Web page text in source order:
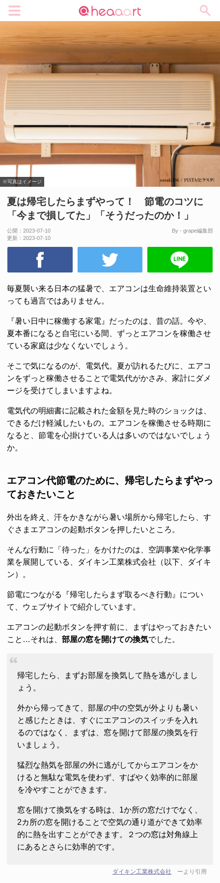
※写真はイメージ
夏は帰宅したらまずやって！ 節電のコツに
「今まで損してた」「そうだったのか！」
公開： 2023-07-10
更新： 2023-07-10
By - grape編集部
毎夏襲い来る日本の猛暑で、エアコンは生命維持装置とい
っても過言ではありません。
『暑い日中に稼働する家電』だったのは、昔の話。今や、
夏本番になると自宅にいる間、ずっとエアコンを稼働させ
ている家庭は少なくないでしょう。
そこで気になるのが、電気代。夏が訪れるたびに、エアコ
ンをずっと稼働させることで電気代がかさみ、家計にダメ
ージを受けてしまいますよね。
電気代の明細書に記載された金額を見た時のショックは、
できるだけ軽減したいもの。エアコンを稼働させる時期に
なると、節電を心掛けている人は多いのではないでしょう
か。
エアコン代節電のために、帰宅したらまずやっ
ておきたいこと
外出を終え、汗をかきながら暑い場所から帰宅したら、す
ぐさまエアコンの起動ボタンを押したいところ。
そんな行動に「待った」をかけたのは、空調事業や化学事
業を展開している、ダイキン工業株式会社（以下、ダイキ
ン）。
節電につながる『帰宅したらまず取るべき行動』につい
て、ウェブサイトで紹介しています。
エアコンの起動ボタンを押す前に、まずはやっておきたい
こと…それは、 部屋の窓を開けての換気でした。
帰宅したら、まずお部屋を換気して熱を逃がしまし
ょう。
外から帰ってきて、部屋の中の空気が外よりも暑い
と感じたときは、すぐにエアコンのスイッチを入れ
るのではなく、まずは、窓を開けて部屋の換気を行
いましょう。
猛烈な熱気を部屋の外に逃がしてからエアコンをか
けると無駄な電気を使わず、すばやく効率的に部屋
を冷やすことができます。
窓を開けて換気をする時は、1か所の窓だけでなく、
2カ所の窓を開けることで空気の通り道ができて効率
的に熱を出すことができます。２つの窓は対角線上
にあるとさらに効率的です。
ダイキン工業株式会社 ーより引用